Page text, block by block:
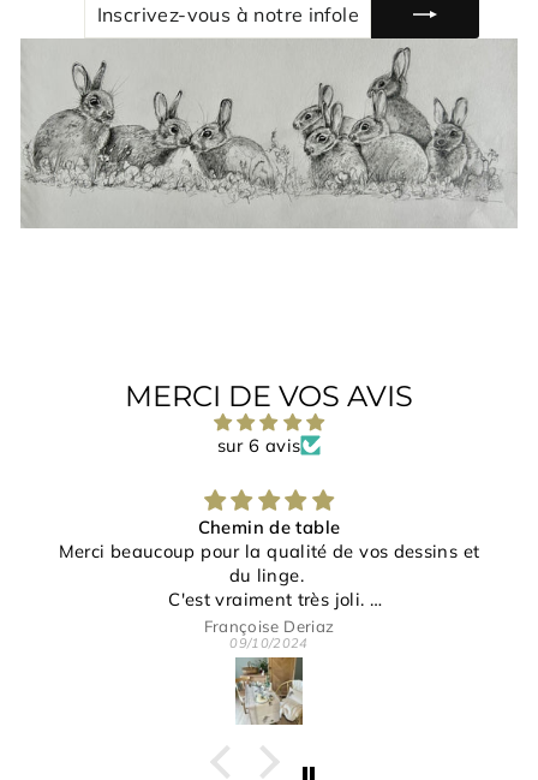
VOUS
À
INFOLETTRE
MERCI DE VOS AVIS
sur 6 avis
vos dessins et
Bravo à l'artiste pour ce